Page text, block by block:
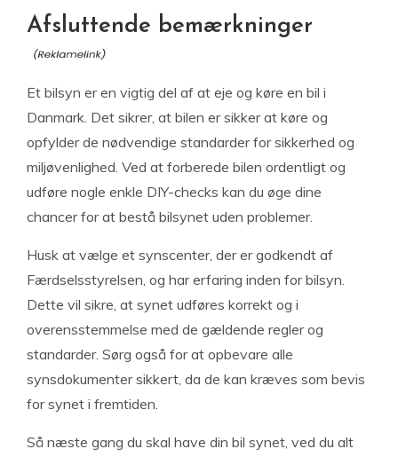
Afsluttende bemærkninger
Et bilsyn er en vigtig del af at eje og køre en bil i
Danmark. Det sikrer, at bilen er sikker at køre og
opfylder de nødvendige standarder for sikkerhed og
miljøvenlighed. Ved at forberede bilen ordentligt og
udføre nogle enkle DIY-checks kan du øge dine
chancer for at bestå bilsynet uden problemer.
Husk at vælge et synscenter, der er godkendt af
Færdselsstyrelsen, og har erfaring inden for bilsyn.
Dette vil sikre, at synet udføres korrekt og i
overensstemmelse med de gældende regler og
standarder. Sørg også for at opbevare alle
synsdokumenter sikkert, da de kan kræves som bevis
for synet i fremtiden.
Så næste gang du skal have din bil synet, ved du alt